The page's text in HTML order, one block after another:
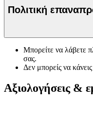
Πολιτική
Μπορείτε να λάβετε
σας.
Δεν μπορείς να
Αξιολογήσεις &